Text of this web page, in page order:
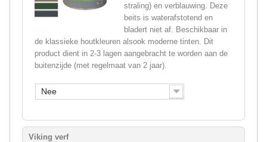
straling) en verblauwing. Deze
beits is waterafstotend en
bladert niet af. Beschikbaar in
de klassieke houtkleuren alsook moderne tinten. Dit
product dient in 2-3 lagen aangebracht te worden aan de
buitenzijde (met regelmaat van 2 jaar).
Nee
Viking verf